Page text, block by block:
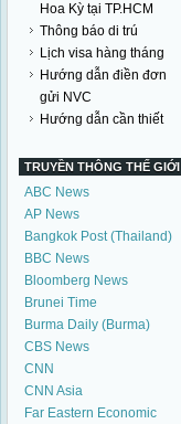
Hoa Kỳ tại TP.HCM
Thông báo di trú
Lịch visa hàng tháng
Hướng dẫn điền đơn
gửi NVC
Hướng dẫn cần thiết
TRUYỀN THÔNG THẾ GIỚI
ABC News
AP News
Bangkok Post (Thailand)
BBC News
Bloomberg News
Brunei Time
Burma Daily (Burma)
CBS News
CNN
CNN Asia
Far Eastern Economic